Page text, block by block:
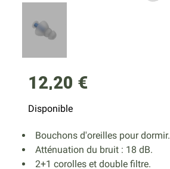
12,20 €
Disponible
Bouchons d'oreilles pour dormir.
Atténuation du bruit : 18 dB.
2+1 corolles et double filtre.